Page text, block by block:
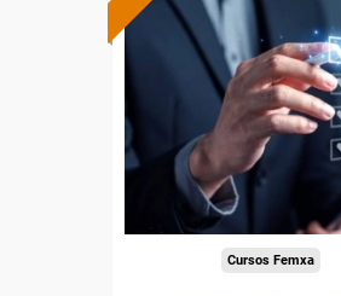
Formación 100%
subvencionada.
Para desempleados,
trabajadores y autónomos.
Sector
-Industria Química.
Cursos Femxa